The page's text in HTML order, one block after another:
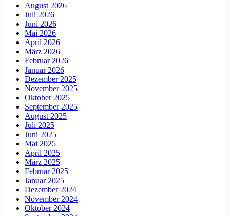
August 2026
Juli 2026
Juni 2026
Mai 2026
April 2026
März 2026
Februar 2026
Januar 2026
Dezember 2025
November 2025
Oktober 2025
September 2025
August 2025
Juli 2025
Juni 2025
Mai 2025
April 2025
März 2025
Februar 2025
Januar 2025
Dezember 2024
November 2024
Oktober 2024